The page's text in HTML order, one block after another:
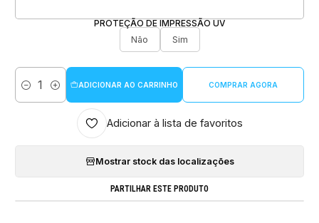
PROTEÇÃO DE IMPRESSÃO UV
Não
Sim
Quantidade
ADICIONAR AO CARRINHO COMPRAR AGORA
Adicionar à lista de favoritos
Mostrar stock das localizações
PARTILHAR ESTE PRODUTO